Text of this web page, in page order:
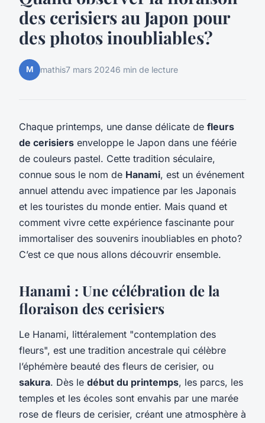
des cerisiers au Japon pour
des photos inoubliables?
M mathis7 mars 20246 min de lecture
Chaque printemps, une danse délicate de fleurs
de cerisiers enveloppe le Japon dans une féérie
de couleurs pastel. Cette tradition séculaire,
connue sous le nom de Hanami, est un événement
annuel attendu avec impatience par les Japonais
et les touristes du monde entier. Mais quand et
comment vivre cette expérience fascinante pour
immortaliser des souvenirs inoubliables en photo?
C’est ce que nous allons découvrir ensemble.
Hanami : Une célébration de la
floraison des cerisiers
Le Hanami, littéralement "contemplation des
fleurs", est une tradition ancestrale qui célèbre
l’éphémère beauté des fleurs de cerisier, ou
sakura. Dès le début du printemps, les parcs, les
temples et les écoles sont envahis par une marée
rose de fleurs de cerisier, créant une atmosphère à